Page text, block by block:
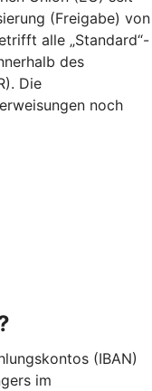
(Freigabe) von
alle „Standard“-
des
Die
noch
(IBAN)
im